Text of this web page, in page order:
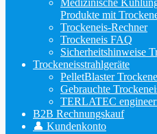
Medizinische
Produkte mit
Trockeneis-Rechner
Trockeneis FAQ
Sicherheitshinweise
Trockeneisstrahlgeräte
PelletBlaster
Gebrauchte
TERLATEC
B2B Rechnungskauf
👤 Kundenkonto